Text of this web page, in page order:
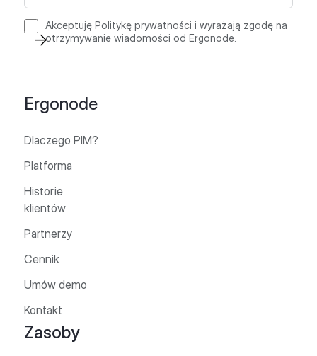
Akceptuję Politykę prywatności i wyrażają zgodę na
otrzymywanie wiadomości od Ergonode.
Ergonode
Dlaczego PIM?
Platforma
Historie
klientów
Partnerzy
Cennik
Umów demo
Kontakt
Zasoby